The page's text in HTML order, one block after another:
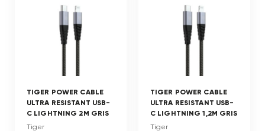
TIGER POWER CABLE
ULTRA RESISTANT USB-
C LIGHTNING 2M GRIS
Tiger
TIGER POWER CABLE
ULTRA RESISTANT USB-
C LIGHTNING 1,2M GRIS
Tiger